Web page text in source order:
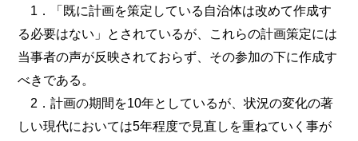
1．「既に計画を策定している自治体は改めて作成す
る必要はない」とされているが、これらの計画策定には
当事者の声が反映されておらず、その参加の下に作成す
べきである。
2．計画の期間を10年としているが、状況の変化の著
しい現代においては5年程度で見直しを重ねていく事が